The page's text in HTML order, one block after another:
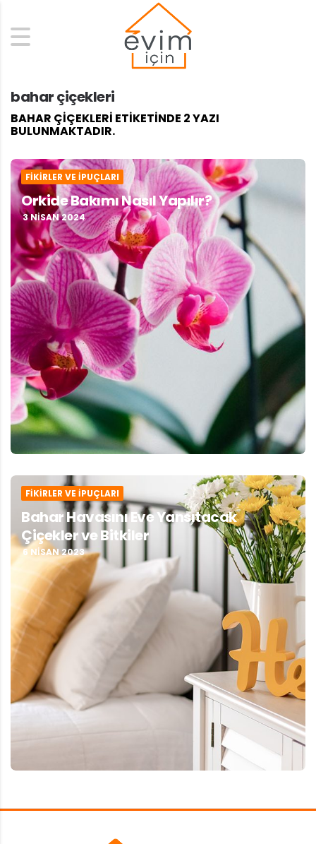
Search
bahar çiçekleri
BAHAR ÇIÇEKLERI ETIKETINDE 2 YAZI
BULUNMAKTADIR.
FIKIRLER VE İPUÇLARI
Orkide Bakımı Nasıl Yapılır?
3 NISAN 2024
FIKIRLER VE İPUÇLARI
Bahar Havasını Eve Yansıtacak
Çiçekler ve Bitkiler
6 NISAN 2023